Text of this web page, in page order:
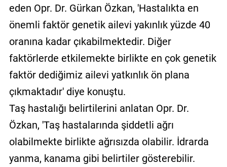
eden Opr. Dr. Gürkan Özkan, 'Hastalıkta en
önemli faktör genetik ailevi yakınlık yüzde 40
oranına kadar çıkabilmektedir. Diğer
faktörlerde etkilemekte birlikte en çok genetik
faktör dediğimiz ailevi yatkınlık ön plana
çıkmaktadır' diye konuştu.
Taş hastalığı belirtilerini anlatan Opr. Dr.
Özkan, 'Taş hastalarında şiddetli ağrı
olabilmekte birlikte ağrısızda olabilir. İdrarda
yanma, kanama gibi belirtiler gösterebilir.